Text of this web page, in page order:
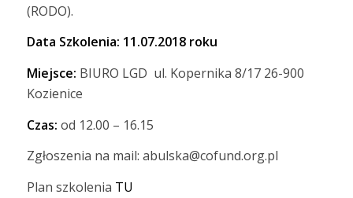
(RODO).
Data Szkolenia: 11.07.2018 roku
Miejsce: BIURO LGD ul. Kopernika 8/17 26-900
Kozienice
Czas: od 12.00 – 16.15
Zgłoszenia na mail: abulska@cofund.org.pl
Plan szkolenia TU